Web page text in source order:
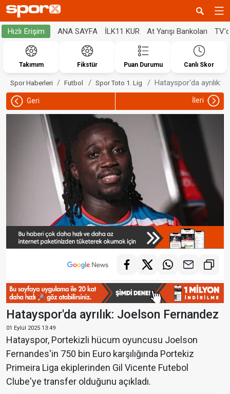
Hızlı Erişim ANA SAYFA İLK11 KUR At Yarışı Bankoları
Takımım Fikstür Puan Durumu Canlı Skor
Spor Haberleri Futbol Spor Toto 1. Lig Hatayspor'da ayrılık:
Geri İleri
Hatayspor'da ayrılık: Joelson Fernandez
01 Eylül 2025 13:49
Hatayspor, Portekizli hücum oyuncusu Joelson
Fernandes'in 750 bin Euro karşılığında Portekiz
Primeira Liga ekiplerinden Gil Vicente Futebol
Clube'ye transfer olduğunu açıkladı.